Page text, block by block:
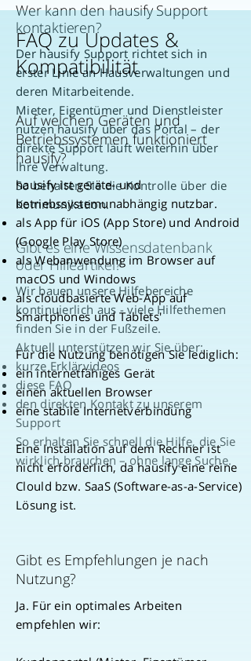
Wer kann den hausify Support
kontaktieren?
Der hausify Support richtet sich in
erster Linie an Hausverwaltungen und
deren Mitarbeitende.
Mieter, Eigentümer und Dienstleister
nutzen hausify über das Portal – der
direkte Support läuft weiterhin über
Ihre Verwaltung.
So behalten Sie die Kontrolle über die
Kommunikation.
Gibt es eine Wissensdatenbank
oder Hilfeartikel?
Wir bauen unsere Hilfebereiche
kontinuierlich aus - viele Hilfethemen
finden Sie in der Fußzeile.
Aktuell unterstützen wir Sie über:
kurze Erklärvideos
diese FAQ
den direkten Kontakt zu unserem
Support
So erhalten Sie schnell die Hilfe, die Sie
wirklich brauchen – ohne lange Suche.
FAQ zu Updates &
Kompatibilität
Auf welchen Geräten und
Betriebssystemen funktioniert
hausify?
hausify ist geräte- und
betriebssystemunabhängig nutzbar.
als App für iOS (App Store) und Android
(Google Play Store)
als Webanwendung im Browser auf
macOS und Windows
als cloudbasierte Web-App auf
Smartphones und Tablets'
Für die Nutzung benötigen Sie lediglich:
ein internetfähiges Gerät
einen aktuellen Browser
eine stabile Internetverbindung
Eine Installation auf dem Rechner ist
nicht erforderlich, da hausify eine reine
Clould bzw. SaaS (Software-as-a-Service)
Lösung ist.
Gibt es Empfehlungen je nach
Nutzung?
Ja. Für ein optimales Arbeiten
empfehlen wir: